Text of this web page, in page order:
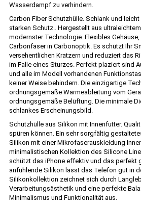
Wasserdampf zu verhindern.
Carbon Fiber Schutzhülle. Schlank und
starken Schutz.. Hergestellt aus
modernster Technologie. Flexibles
Carbonfaser in Carbonoptik. Es schützt Ihr
versehentlichen Kratzern und reduziert das
im Falle eines Sturzes. Perfekt plaziert sind
und alle im Modell vorhandenen
keiner Weise behindern. Die einzigartige
ordnungsgemäße Wärmeableitung vom
ordnungsgemäße Belüftung. Die minimale
schlankes Erscheinungsbild.
Schutzhülle aus Silikon mit Innenfutter.
spüren können. Ein sehr sorgfältig
Silikon mit einer Mikrofaserauskleidung
minimalistischen Kollektion des Silicone
schützt das iPhone effektiv und das perfekt
anfühlende Silikon lässt das Telefon gut in
Silikonkollektion zeichnet sich durch
Verarbeitungsästhetik und eine perfekte
Minimalismus und Funktionalität aus.